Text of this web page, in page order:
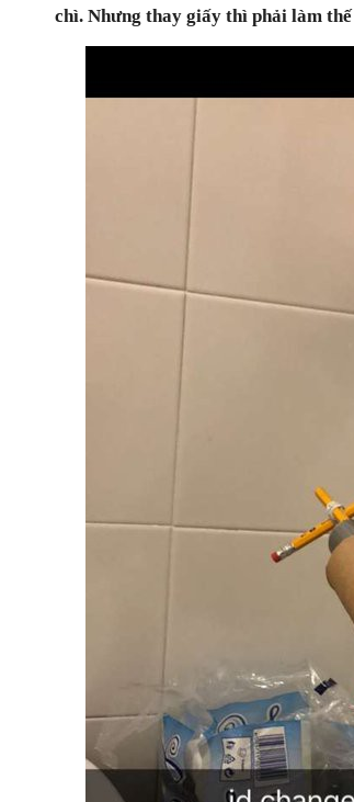
chì. Nhưng thay giấy thì phải làm thế